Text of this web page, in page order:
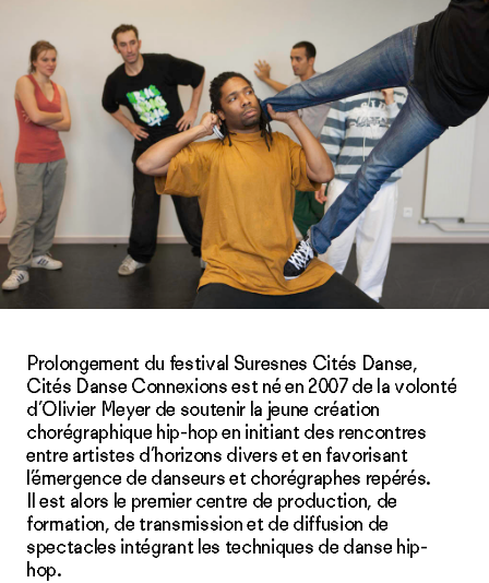
Prolongement du festival Suresnes Cités Danse,
Cités Danse Connexions est né en 2007 de la volonté
d’Olivier Meyer de soutenir la jeune création
chorégraphique hip-hop en initiant des rencontres
entre artistes d’horizons divers et en favorisant
l’émergence de danseurs et chorégraphes repérés.
Il est alors le premier centre de production, de
formation, de transmission et de diffusion de
spectacles intégrant les techniques de danse hip-
hop.